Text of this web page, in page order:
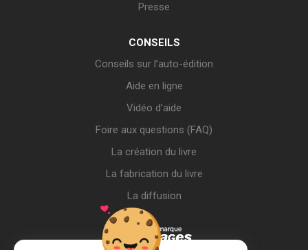
Presse
CONSEILS
Conseils sur l’auto-édition
Aide en ligne
Vidéo d’aide
Foire aux questions (FAQ)
La création du livre
La fabrication du livre
La diffusion